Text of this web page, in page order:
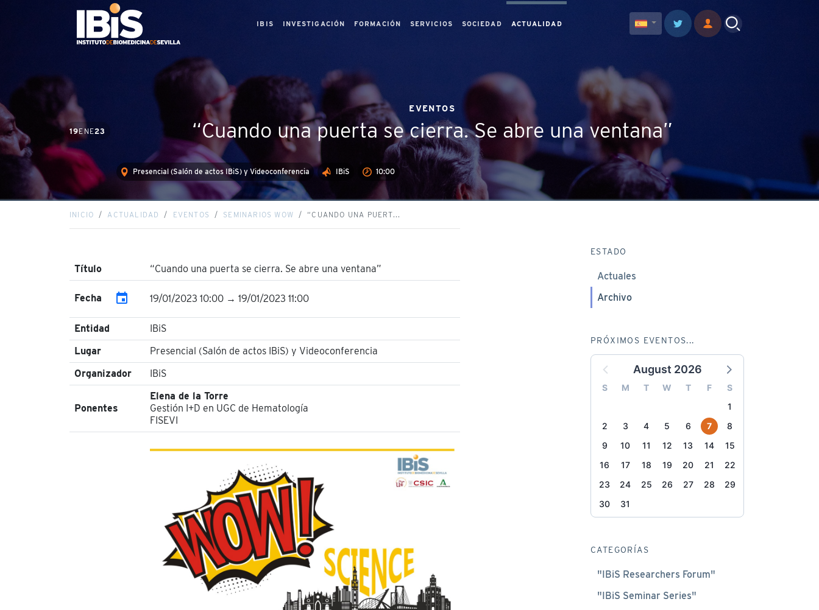
IBIS INVESTIGACIÓN FORMACIÓN SERVICIOS SOCIEDAD ACTUALIDAD
19ENE23
EVENTOS
“Cuando una puerta se cierra. Se abre una ventana”
Presencial (Salón de actos IBiS) y Videoconferencia IBiS 10:00
INICIO ACTUALIDAD EVENTOS SEMINARIOS WOW “CUANDO UNA PUERT...
Título “Cuando una puerta se cierra. Se abre una ventana”
Fecha event 19/01/2023 10:00 → 19/01/2023 11:00
Entidad
IBiS
Lugar
Presencial (Salón de actos IBiS) y Videoconferencia
Organizador
IBiS
Ponentes
Elena de la Torre
Gestión I+D en UGC de Hematología
FISEVI
ESTADO
Actuales
Archivo
PRÓXIMOS EVENTOS...
August 2026
S M T W T F
S
1
2
3 4 5 6 7
8
9
10 11 12 13 14
15
16
17 18 19 20 21
22
23
24 25 26 27 28
29
30
31
CATEGORÍAS
"IBiS Researchers Forum"
"IBiS Seminar Series"